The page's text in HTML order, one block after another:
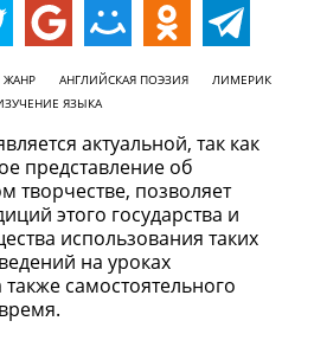
ЖАНР АНГЛИЙСКАЯ ПОЭЗИЯ
ЛИМЕРИК
ЯЗЫКА
актуальной, так как
представление об
творчестве, позволяет
этого государства и
использования таких
на уроках
самостоятельного